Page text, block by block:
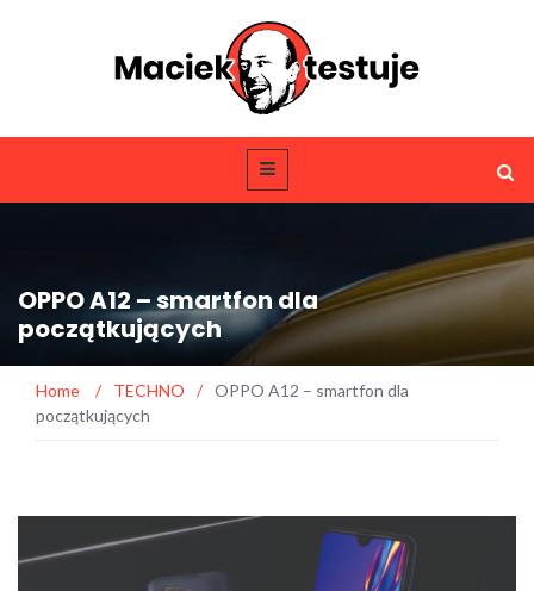
OPPO A12 – smartfon dla
początkujących
Home / TECHNO / OPPO A12 – smartfon dla
początkujących